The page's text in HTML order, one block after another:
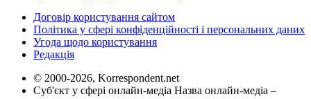
Договір користування сайтом
Політика у сфері конфіденційності і персональних даних
Угода щодо користування
Редакція
© 2000-2026, Korrespondent.net
Суб'єкт у сфері онлайн-медіа Назва онлайн-медіа –